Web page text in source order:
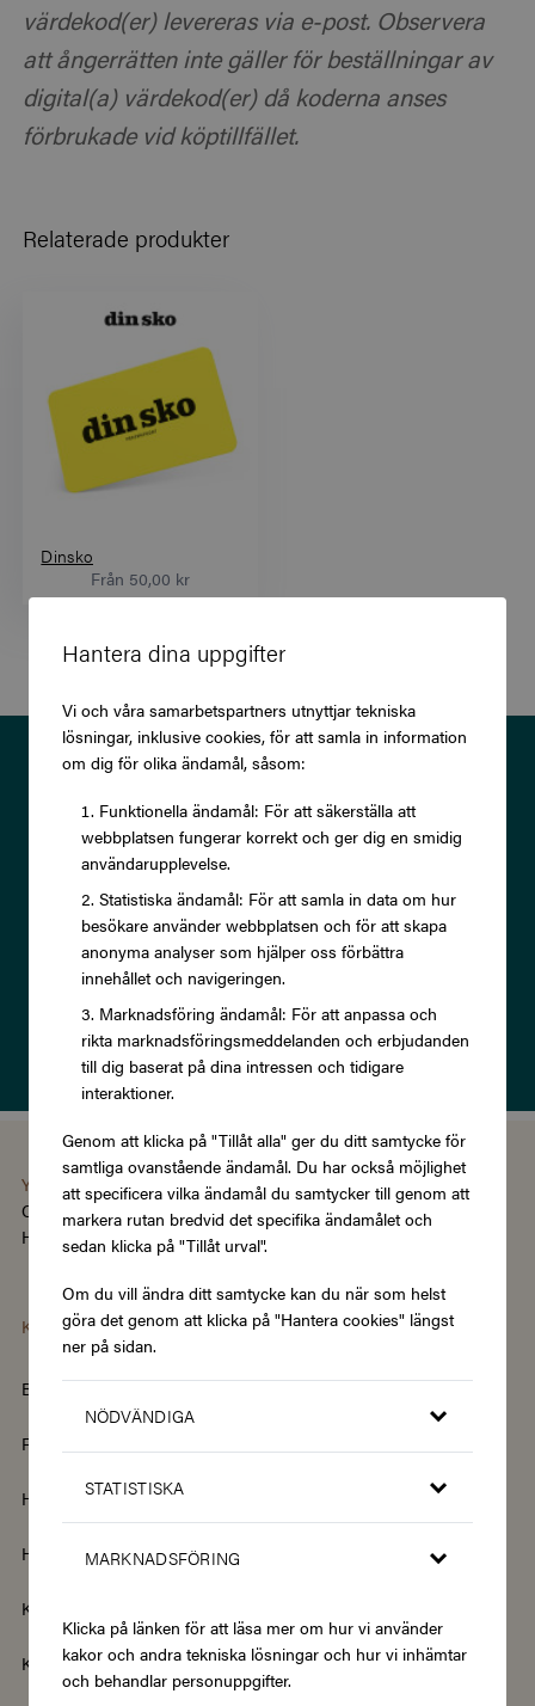
Hantera dina uppgifter
Vi och våra samarbetspartners utnyttjar tekniska
lösningar, inklusive cookies, för att samla in information
om dig för olika ändamål, såsom:
Funktionella ändamål: För att säkerställa att
webbplatsen fungerar korrekt och ger dig en smidig
användarupplevelse.
Statistiska ändamål: För att samla in data om hur
besökare använder webbplatsen och för att skapa
anonyma analyser som hjälper oss förbättra
innehållet och navigeringen.
Marknadsföring ändamål: För att anpassa och
rikta marknadsföringsmeddelanden och erbjudanden
till dig baserat på dina intressen och tidigare
interaktioner.
Genom att klicka på "Tillåt alla" ger du ditt samtycke för
samtliga ovanstående ändamål. Du har också möjlighet
att specificera vilka ändamål du samtycker till genom att
markera rutan bredvid det specifika ändamålet och
sedan klicka på "Tillåt urval".
Om du vill ändra ditt samtycke kan du när som helst
göra det genom att klicka på "Hantera cookies" längst
ner på sidan.
NÖDVÄNDIGA
STATISTISKA
MARKNADSFÖRING
Klicka på länken för att läsa mer om hur vi använder
kakor och andra tekniska lösningar och hur vi inhämtar
och behandlar personuppgifter.
värdekod(er) levereras via e-post. Observera
att ångerrätten inte gäller för beställningar av
digital(a) värdekod(er) då koderna anses
förbrukade vid köptillfället.
Relaterade produkter
Dinsko
Från 50,00 kr
Prenumerera på vårt nyhetsbrev
och ta del av exklusiva
erbjudanden och rabatter!
Prenumerera
Läs om vårIntegritetspolicy
You're using the Swedish version of Zupergift
Change language/region
Hantera cookies
Köpvillkor |
Kategorier
Barn & Baby Böcker & Magasin
Fordon & Transport
Hem & Trädgård
Hotell & Resor Hållbarhet & Second Hand
Kläder & Accessoarer
Kurser Mat & Dryck